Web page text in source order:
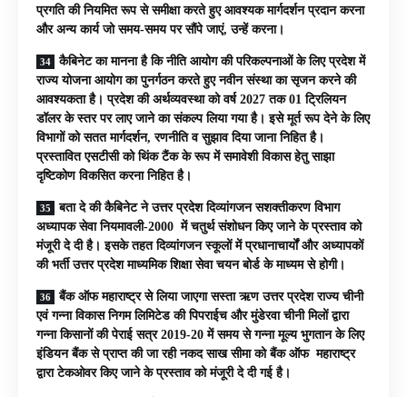
प्रगति की नियमित रूप से समीक्षा करते हुए आवश्यक मार्गदर्शन प्रदान करना
और अन्य कार्य जो समय-समय पर सौंपे जाएं, उन्हें करना।
कैबिनेट का मानना है कि नीति आयोग की परिकल्पनाओं के लिए प्रदेश में
राज्य योजना आयोग का पुनर्गठन करते हुए नवीन संस्था का सृजन करने की
आवश्यकता है। प्रदेश की अर्थव्यवस्था को वर्ष 2027 तक 01 ट्रिलियन
डॉलर के स्तर पर लाए जाने का संकल्प लिया गया है। इसे मूर्त रूप देने के लिए
विभागों को सतत मार्गदर्शन, रणनीति व सुझाव दिया जाना निहित है।
प्रस्तावित एसटीसी को थिंक टैंक के रूप में समावेशी विकास हेतु साझा
दृष्टिकोण विकसित करना निहित है।
बता दे की कैबिनेट ने उत्तर प्रदेश दिव्यांगजन सशक्तीकरण विभाग
अध्यापक सेवा नियमावली-2000 में चतुर्थ संशोधन किए जाने के प्रस्ताव को
मंजूरी दे दी है। इसके तहत दिव्यांगजन स्कूलों में प्रधानाचार्यों और अध्यापकों
की भर्ती उत्तर प्रदेश माध्यमिक शिक्षा सेवा चयन बोर्ड के माध्यम से होगी।
बैंक ऑफ महाराष्ट्र से लिया जाएगा सस्ता ऋण उत्तर प्रदेश राज्य चीनी
एवं गन्ना विकास निगम लिमिटेड की पिपराईच और मुंडेरवा चीनी मिलों द्वारा
गन्ना किसानों की पेराई सत्र 2019-20 में समय से गन्ना मूल्य भुगतान के लिए
इंडियन बैंक से प्राप्त की जा रही नकद साख सीमा को बैंक ऑफ महाराष्ट्र
द्वारा टेकओवर किए जाने के प्रस्ताव को मंजूरी दे दी गई है।